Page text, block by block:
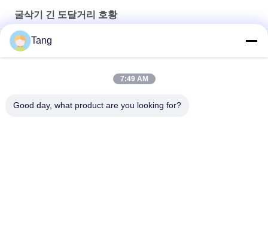
굴삭기 긴 도달거리 호황
새니 긴 도달거리 굴삭기는 유압 실린더와 팔을 알립니다
Tang
7:49 AM
Good day, what product are you looking for?